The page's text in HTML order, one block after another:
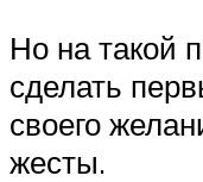
Но на такой
сделать
своего
жесты.